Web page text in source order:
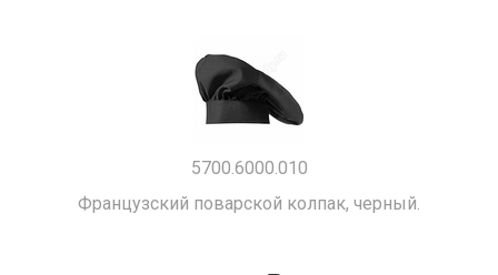
5700.6000.010
Французский поварской колпак, черный.